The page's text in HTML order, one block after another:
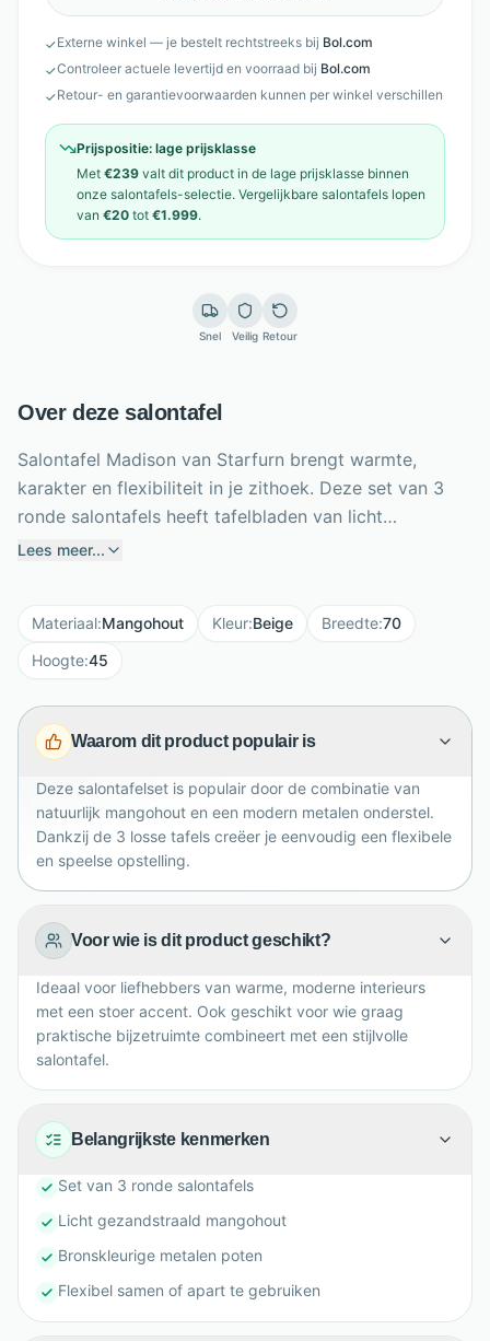
✓Externe winkel — je bestelt rechtstreeks bij Bol.com
✓Controleer actuele levertijd en voorraad bij Bol.com
✓Retour- en garantievoorwaarden kunnen per winkel verschillen
Prijspositie: lage prijsklasse
Met €239 valt dit product in de lage prijsklasse binnen
onze salontafels-selectie. Vergelijkbare salontafels lopen
van €20 tot €1.999.
Snel Veilig Retour
Over deze salontafel
Salontafel Madison van Starfurn brengt warmte,
karakter en flexibiliteit in je zithoek. Deze set van 3
ronde salontafels heeft tafelbladen van licht
gezandstraald mangohout, waardoor de natuurlijke
bronskleurige metalen poten voor een modern en
stoer contrast. Gebruik de tafels samen als speels
tijdens een borrel of gezellige avond. Met het grootste
formaat van 70x70x45 cm past deze set mooi in
sfeervolle keuze voor wie houdt van natuurlijk, stijlvol
en praktisch wonen.
Lees meer...
Materiaal:Mangohout Kleur:Beige Breedte:70
Hoogte:45
Waarom dit product populair is
Deze salontafelset is populair door de combinatie van
natuurlijk mangohout en een modern metalen onderstel.
Dankzij de 3 losse tafels creëer je eenvoudig een flexibele
en speelse opstelling.
Voor wie is dit product geschikt?
Ideaal voor liefhebbers van warme, moderne interieurs
met een stoer accent. Ook geschikt voor wie graag
praktische bijzetruimte combineert met een stijlvolle
salontafel.
Belangrijkste kenmerken
Set van 3 ronde salontafels
Licht gezandstraald mangohout
Bronskleurige metalen poten
Flexibel samen of apart te gebruiken